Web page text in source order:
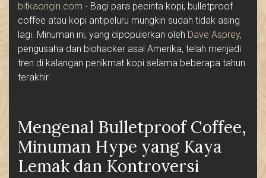
bitkaorigin.com - Bagi para pecinta kopi, bulletproof
coffee atau kopi antipeluru mungkin sudah tidak asing
lagi. Minuman ini, yang dipopulerkan oleh Dave Asprey,
pengusaha dan biohacker asal Amerika, telah menjadi
tren di kalangan penikmat kopi selama beberapa tahun
terakhir.
Mengenal Bulletproof Coffee,
Minuman Hype yang Kaya
Lemak dan Kontroversi